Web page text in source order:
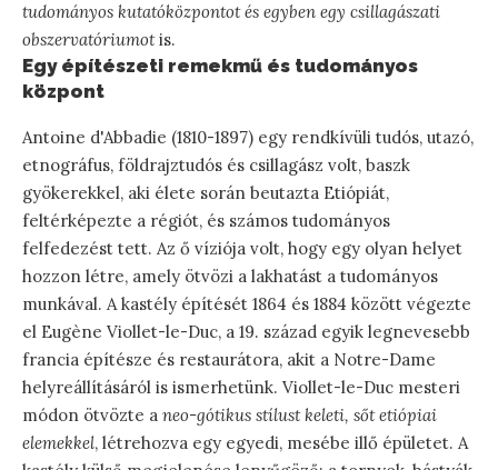
tudományos kutatóközpontot és egyben egy csillagászati
obszervatóriumotis.
Egy építészeti remekmű és tudományos
központ
Antoine d'Abbadie (1810-1897) egy rendkívüli tudós, utazó,
etnográfus, földrajztudós és csillagász volt, baszk
gyökerekkel, aki élete során beutazta Etiópiát,
feltérképezte a régiót, és számos tudományos
felfedezést tett. Az ő víziója volt, hogy egy olyan helyet
hozzon létre, amely ötvözi a lakhatást a tudományos
munkával. A kastély építését 1864 és 1884 között végezte
el Eugène Viollet-le-Duc, a 19. század egyik legnevesebb
francia építésze és restaurátora, akit a Notre-Dame
helyreállításáról is ismerhetünk. Viollet-le-Duc mesteri
módon ötvözte a neo-gótikus stílust keleti, sőt etiópiai
elemekkel, létrehozva egy egyedi, mesébe illő épületet. A